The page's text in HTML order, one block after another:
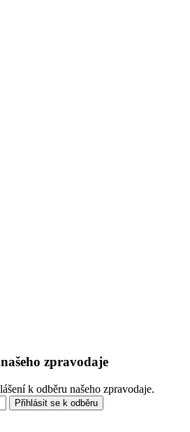
zpravodaje
k odběru našeho zpravodaje.
Přihlásit se k odběru